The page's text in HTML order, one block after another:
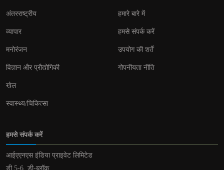
अंतरराष्ट्रीय
व्यापार
मनोरंजन
विज्ञान और प्रौद्योगिकी
खेल
स्वास्थ्य/चिकित्सा
हमारे बारे में
हमसे संपर्क करें
उपयोग की शर्तें
गोपनीयता नीति
हमसे संपर्क करें
आईएएनएस इंडिया प्राइवेट लिमिटेड
डी 5-6, डी-ब्लॉक